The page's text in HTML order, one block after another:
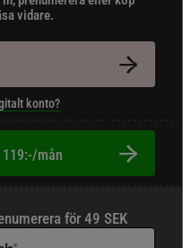
vidare.
konto?
mån